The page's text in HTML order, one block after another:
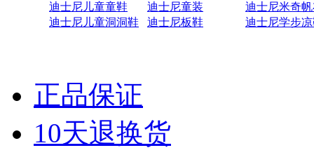
迪士尼儿童童鞋
迪士尼童装
迪士尼米奇
迪士尼儿童洞洞鞋
迪士尼板鞋 迪士尼学步
正品保证
10天退换货